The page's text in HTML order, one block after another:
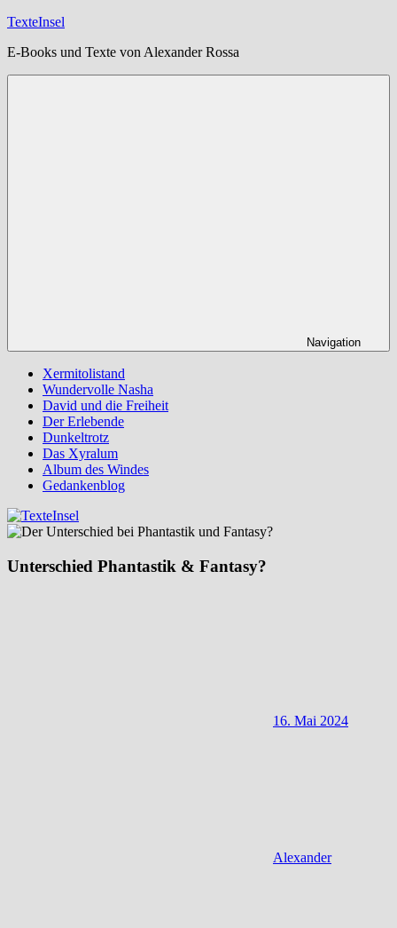
Zum
springen
TexteInsel
E-Books und Texte von Alexander Rossa
Navigation
Xermitolistand
Wundervolle Nasha
David und die Freiheit
Der Erlebende
Dunkeltrotz
Das Xyralum
Album des Windes
Gedankenblog
Unterschied Phantastik & Fantasy?
16. Mai 2024
Alexander